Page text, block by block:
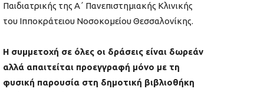
Παιδιατρικής της Α΄ Πανεπιστημιακής Κλινικής
του Ιπποκράτειου Νοσοκομείου Θεσσαλονίκης.
Η συμμετοχή σε όλες οι δράσεις είναι δωρεάν
αλλά απαιτείται προεγγραφή μόνο με τη
φυσική παρουσία στη δημοτική βιβλιοθήκη